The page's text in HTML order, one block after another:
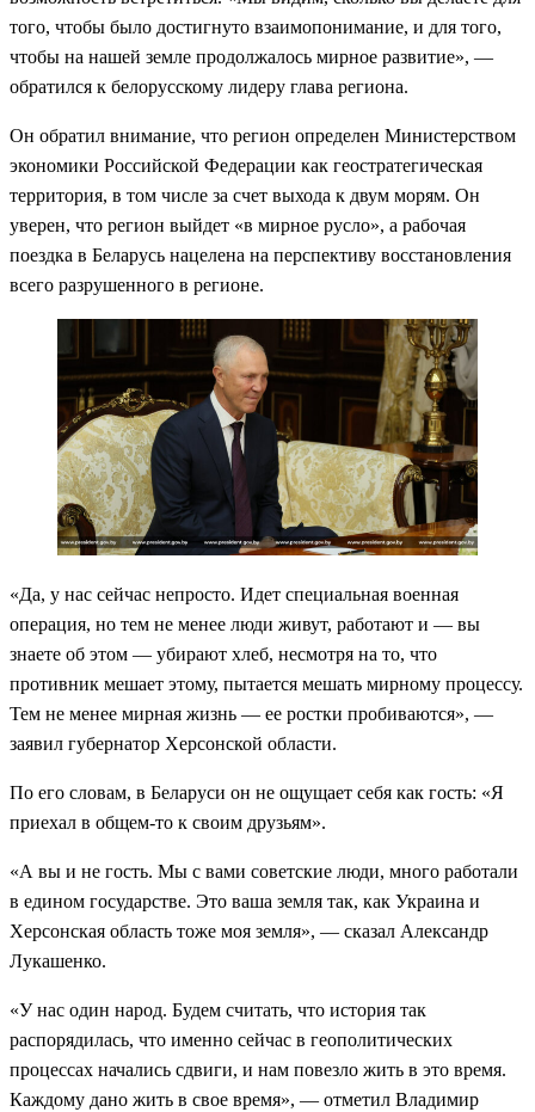
того, чтобы было достигнуто взаимопонимание, и для того,
чтобы на нашей земле продолжалось мирное развитие», —
обратился к белорусскому лидеру глава региона.
Он обратил внимание, что регион определен Министерством
экономики Российской Федерации как геостратегическая
территория, в том числе за счет выхода к двум морям. Он
уверен, что регион выйдет «в мирное русло», а рабочая
поездка в Беларусь нацелена на перспективу восстановления
всего разрушенного в регионе.
«Да, у нас сейчас непросто. Идет специальная военная
операция, но тем не менее люди живут, работают и — вы
знаете об этом — убирают хлеб, несмотря на то, что
противник мешает этому, пытается мешать мирному процессу.
Тем не менее мирная жизнь — ее ростки пробиваются», —
заявил губернатор Херсонской области.
По его словам, в Беларуси он не ощущает себя как гость: «Я
приехал в общем-то к своим друзьям».
«А вы и не гость. Мы с вами советские люди, много работали
в едином государстве. Это ваша земля так, как Украина и
Херсонская область тоже моя земля», — сказал Александр
Лукашенко.
«У нас один народ. Будем считать, что история так
распорядилась, что именно сейчас в геополитических
процессах начались сдвиги, и нам повезло жить в это время.
Каждому дано жить в свое время», — отметил Владимир